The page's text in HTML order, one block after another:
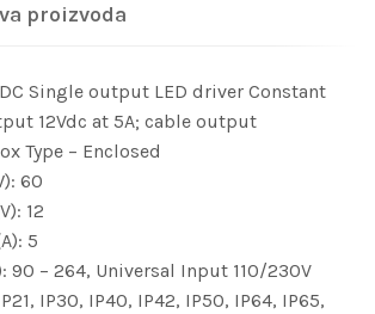
proizvoda
Single output LED driver Constant
12Vdc at 5A; cable output
Type – Enclosed
60
12
5
90 – 264, Universal Input 110/230V
IP30, IP40, IP42, IP50, IP64, IP65,